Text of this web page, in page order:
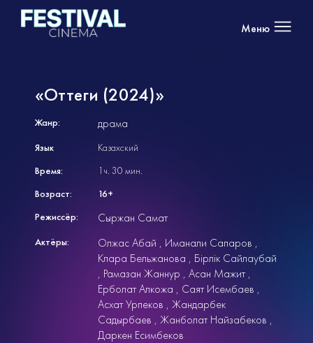
Меню
«Оттеги (2024)»
Жанр: драма
Язык
Казахский
Время:
1ч. 30 мин.
Возраст:
16+
Режиссёр:
Сыржан Самат
Актёры: Олжас Абай
Иманали Сапаров
Клара Бельжанова
Бірлік Сайлаубай
Рамазан Жаннур
Асан Мажит
Ерболат Алкожа
Саят Исембаев
Асхат Урпеков
Жандарбек
Садырбаев
Жанболат Найзабеков
Даркен Есимбеков